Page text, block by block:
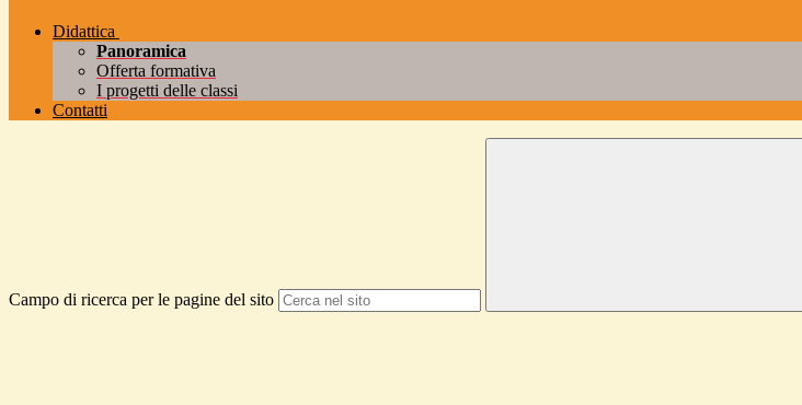
Didattica
Panoramica
Offerta formativa
I progetti delle classi
Contatti
Campo di ricerca per le pagine del sito